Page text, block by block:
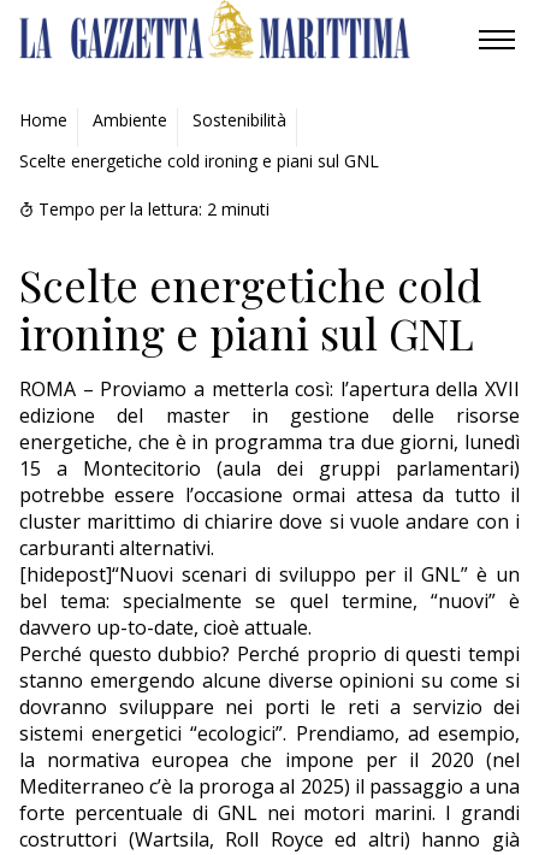
AMBIENTE
MOBILITÀ
INDUSTRIA
RICERCA
ECONOMIA
TURISMO
CULTURA
NAUTICA
EDITORIALI
Home Ambiente
Sostenibilità
Scelte energetiche cold ironing e piani sul GNL
Tempo per la lettura: 2 minuti
Scelte energetiche cold
ironing e piani sul GNL
ROMA – Proviamo a metterla così: l’apertura della XVII
edizione del master in gestione delle risorse
energetiche, che è in programma tra due giorni, lunedì
15 a Montecitorio (aula dei gruppi parlamentari)
potrebbe essere l’occasione ormai attesa da tutto il
cluster marittimo di chiarire dove si vuole andare con i
carburanti alternativi.
[hidepost]“Nuovi scenari di sviluppo per il GNL” è un
bel tema: specialmente se quel termine, “nuovi” è
davvero up-to-date, cioè attuale.
Perché questo dubbio? Perché proprio di questi tempi
stanno emergendo alcune diverse opinioni su come si
dovranno sviluppare nei porti le reti a servizio dei
sistemi energetici “ecologici”. Prendiamo, ad esempio,
la normativa europea che impone per il 2020 (nel
Mediterraneo c’è la proroga al 2025) il passaggio a una
forte percentuale di GNL nei motori marini. I grandi
costruttori (Wartsila, Roll Royce ed altri) hanno già